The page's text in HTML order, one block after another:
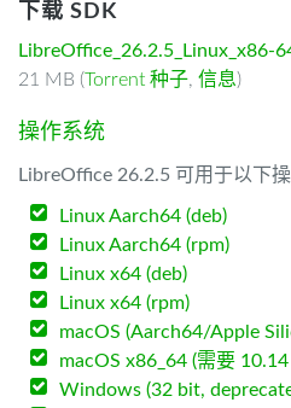
下载 SDK
LibreOffice_26.2.5_Linux_x86-
21 MB (Torrent 种子, 信息)
操作系统
LibreOffice 26.2.5 可用于以下
Linux Aarch64 (deb)
Linux Aarch64 (rpm)
Linux x64 (deb)
Linux x64 (rpm)
macOS (Aarch64/Apple
macOS x86_64 (需要
Windows (32 bit,